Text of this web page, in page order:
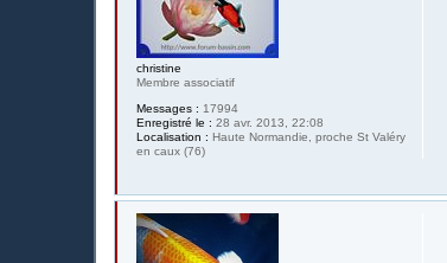
christine
Membre associatif
Messages : 17994
Enregistré le : 28 avr. 2013, 22:08
Localisation : Haute Normandie, proche St Valéry
en caux (76)